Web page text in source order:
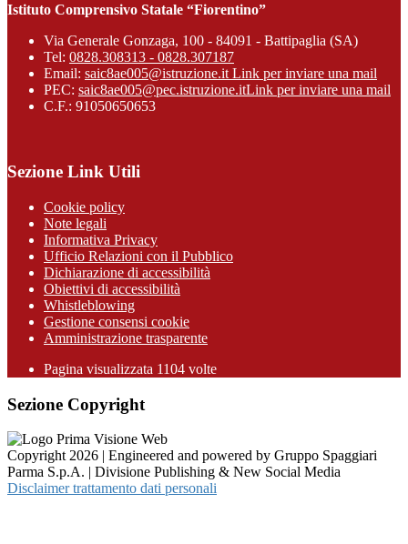
Istituto Comprensivo Statale “Fiorentino”
Via Generale Gonzaga, 100 - 84091 - Battipaglia (SA)
Tel: 0828.308313 - 0828.307187
Email: saic8ae005@istruzione.it Link per inviare una mail
PEC: saic8ae005@pec.istruzione.itLink per inviare una mail
C.F.: 91050650653
Sezione Link Utili
Cookie policy
Note legali
Informativa Privacy
Ufficio Relazioni con il Pubblico
Dichiarazione di accessibilità
Obiettivi di accessibilità
Whistleblowing
Gestione consensi cookie
Amministrazione trasparente
Pagina visualizzata 1104 volte
Sezione Copyright
Copyright 2026 | Engineered and powered by Gruppo Spaggiari
Parma S.p.A. | Divisione Publishing & New Social Media
Disclaimer trattamento dati personali